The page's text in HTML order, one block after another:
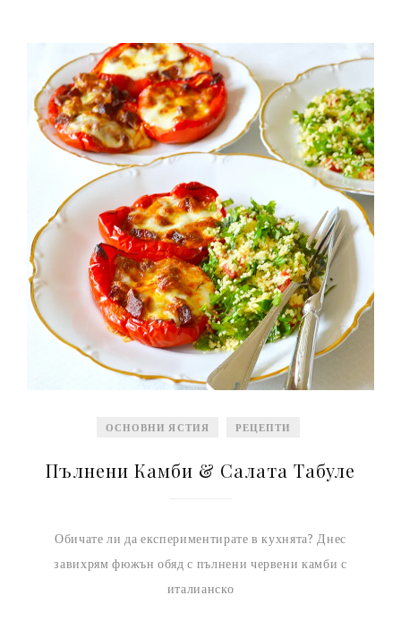
ОСНОВНИ ЯСТИЯ РЕЦЕПТИ
Пълнени Камби & Салата Табуле
Обичате ли да експериментирате в кухнята? Днес
завихрям фюжън обяд с пълнени червени камби с
италианско